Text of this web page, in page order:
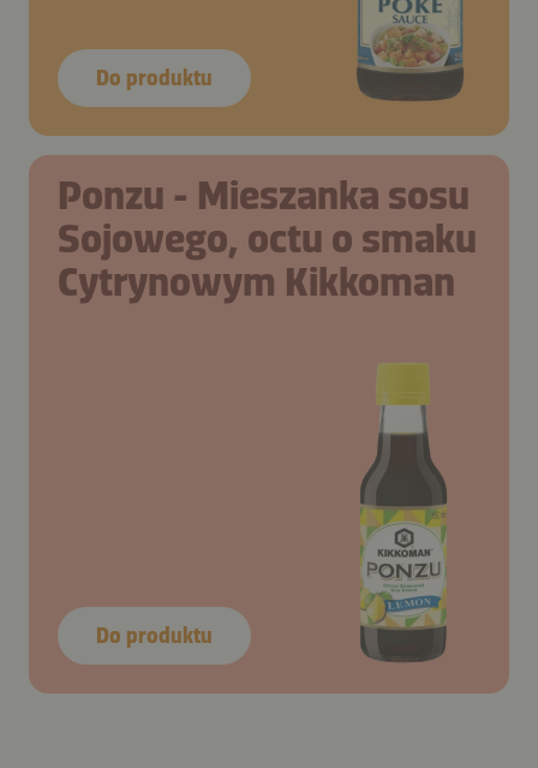
Do produktu
Ponzu - Mieszanka sosu
Sojowego, octu o smaku
Cytrynowym Kikkoman
Do produktu